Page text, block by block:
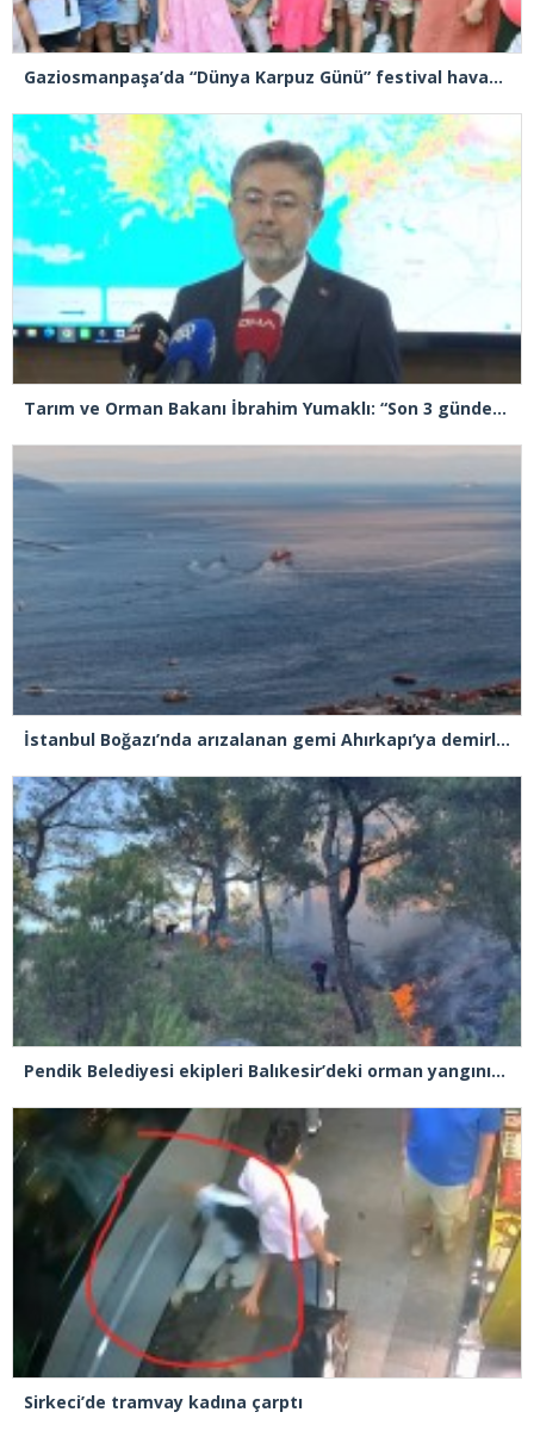
Gaziosmanpaşa’da “Dünya Karpuz Günü” festival havasında kutlandı
Tarım ve Orman Bakanı İbrahim Yumaklı: “Son 3 günde 260 yangına müdahale ettik, 258’i kontrol altına aldık”
İstanbul Boğazı’nda arızalanan gemi Ahırkapı’ya demirlendi
Pendik Belediyesi ekipleri Balıkesir’deki orman yangınına müdahale ediyor
Sirkeci’de tramvay kadına çarptı